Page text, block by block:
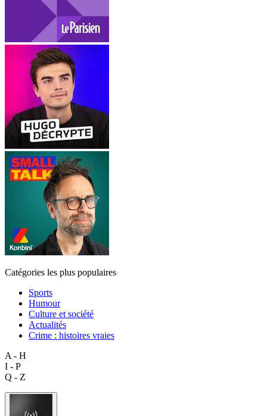
Catégories les plus populaires
Sports
Humour
Culture et société
Actualités
Crime : histoires vraies
A - H
I - P
Q - Z